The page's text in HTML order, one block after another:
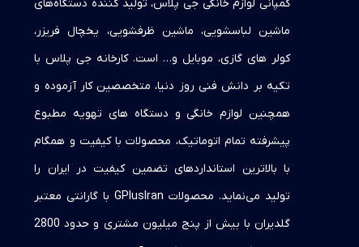
کمپانی لوازم خانگی جی پلاس، تولید کننده دستگاه‌های
ماشین لباسشویی، ماشین ظرفشویی، یخچال فریزر،
کولر های گازی، موبایل و… است. کارخانه جی پلاس با
تکیه بر دانش فنی روز دنیا، متخصصین کار آزموده و
همچنین لوازم خانگی و دستگاه های تهویه مطبوع
پیشرفته تمام اتوماتیک، محصولات با کیفیت و همگام
با بالاترین استانداردهای تضمین کیفیت در ایران را
تولید می‌نماید. محصولات GPlusIran با گارانتی معتبر
گلدیران با بیش از پنج میلیون مشتری و حدود 2800